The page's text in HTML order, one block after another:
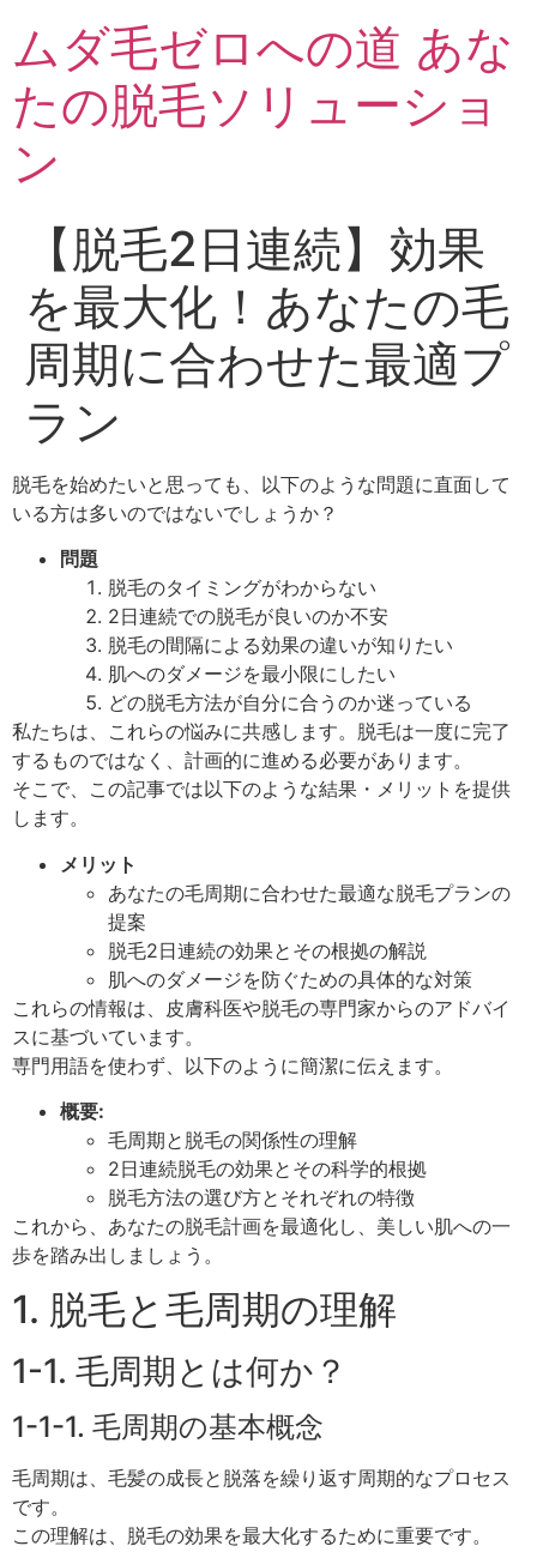
ムダ毛ゼロへの道 あな
たの脱毛ソリューショ
ン
【脱毛2日連続】効果
を最大化！あなたの毛
周期に合わせた最適プ
ラン
脱毛を始めたいと思っても、以下のような問題に直面して
いる方は多いのではないでしょうか？
問題
脱毛のタイミングがわからない
2日連続での脱毛が良いのか不安
脱毛の間隔による効果の違いが知りたい
肌へのダメージを最小限にしたい
どの脱毛方法が自分に合うのか迷っている
私たちは、これらの悩みに共感します。脱毛は一度に完了
するものではなく、計画的に進める必要があります。
そこで、この記事では以下のような結果・メリットを提供
します。
メリット
あなたの毛周期に合わせた最適な脱毛プランの
提案
脱毛2日連続の効果とその根拠の解説
肌へのダメージを防ぐための具体的な対策
これらの情報は、皮膚科医や脱毛の専門家からのアドバイ
スに基づいています。
専門用語を使わず、以下のように簡潔に伝えます。
概要:
毛周期と脱毛の関係性の理解
2日連続脱毛の効果とその科学的根拠
脱毛方法の選び方とそれぞれの特徴
これから、あなたの脱毛計画を最適化し、美しい肌への一
歩を踏み出しましょう。
1. 脱毛と毛周期の理解
1-1. 毛周期とは何か？
1-1-1. 毛周期の基本概念
毛周期は、毛髪の成長と脱落を繰り返す周期的なプロセス
です。
この理解は、脱毛の効果を最大化するために重要です。